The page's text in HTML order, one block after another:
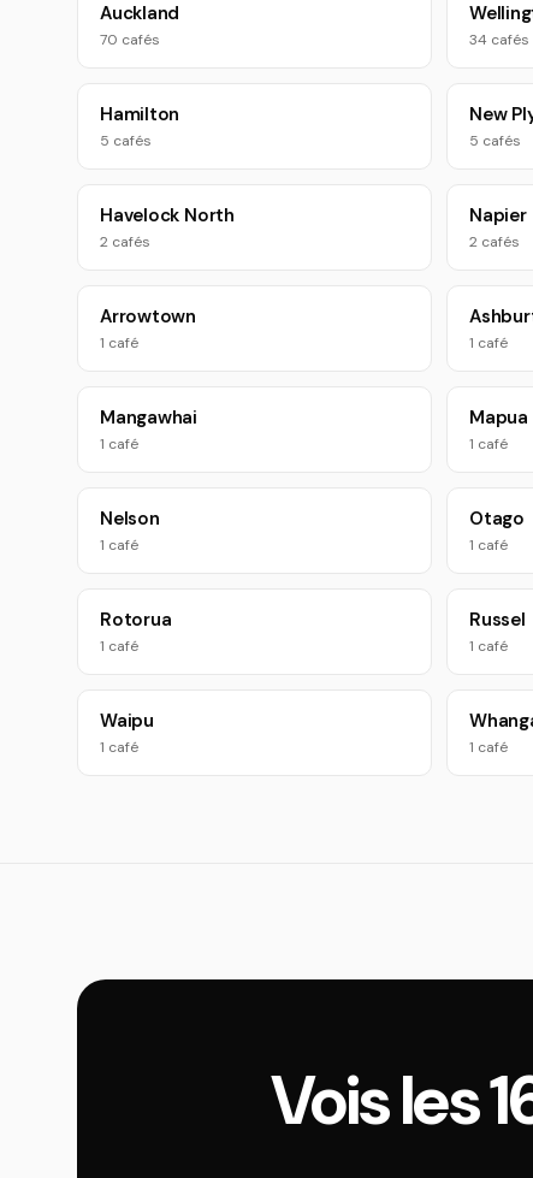
Auckland
70 cafés 34 cafés
Hamilton
5 cafés
New
5 cafés
Havelock North
2 cafés
Napier
2 cafés
Arrowtown
1 café 1 café
Mangawhai
1 café
Mapua
1 café
Nelson
1 café
Otago
1 café
Rotorua
1 café
Russel
1 café
Waipu
1 café 1 café
Vois les